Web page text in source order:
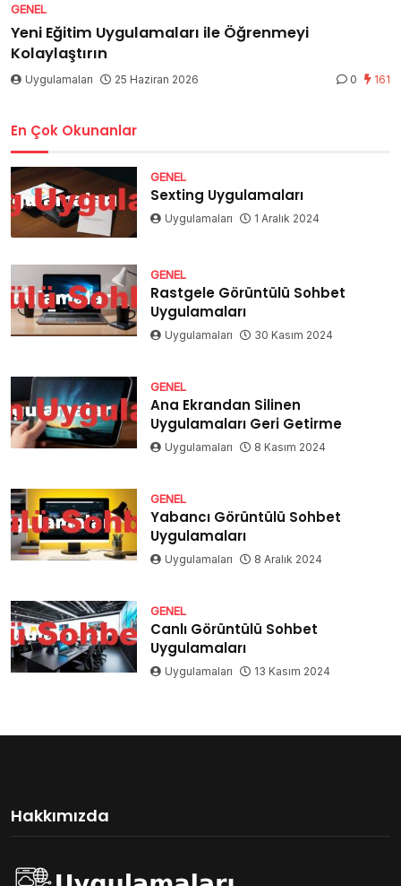
GENEL
Yeni Eğitim Uygulamaları ile Öğrenmeyi
Kolaylaştırın
Uygulamaları 25 Haziran 2026 0 161
En Çok Okunanlar
GENEL
Sexting Uygulamaları
Uygulamaları 1 Aralık 2024
GENEL
Rastgele Görüntülü Sohbet
Uygulamaları
Uygulamaları 30 Kasım 2024
GENEL
Ana Ekrandan Silinen
Uygulamaları Geri Getirme
Uygulamaları 8 Kasım 2024
GENEL
Yabancı Görüntülü Sohbet
Uygulamaları
Uygulamaları 8 Aralık 2024
GENEL
Canlı Görüntülü Sohbet
Uygulamaları
Uygulamaları 13 Kasım 2024
Hakkımızda